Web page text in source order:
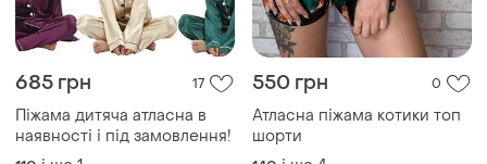
685 грн 17
Піжама дитяча атласна в
наявності і під замовлення!
550 грн 0
Атласна піжама котики топ
шорти